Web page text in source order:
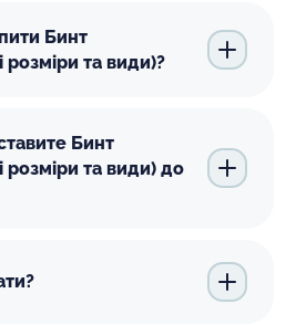
Бинт
розміри та види)?
Бинт
розміри та види) до